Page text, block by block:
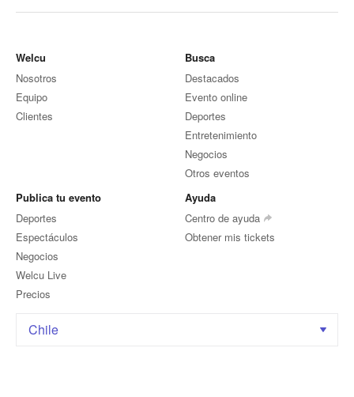
Welcu
Nosotros
Equipo
Clientes
Busca
Destacados
Evento online
Deportes
Entretenimiento
Negocios
Otros eventos
Publica tu evento
Deportes
Espectáculos
Negocios
Welcu Live
Precios
Ayuda
Centro de ayuda
Obtener mis tickets
Chile